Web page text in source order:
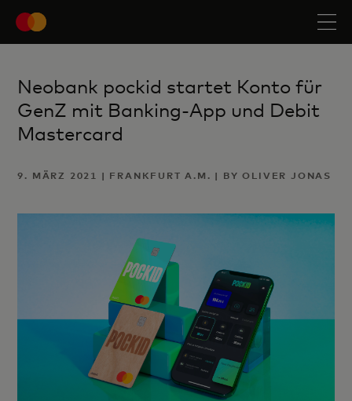
Neobank pockid startet Konto für
GenZ mit Banking-App und Debit
Mastercard
9. MÄRZ 2021 | FRANKFURT A.M. | BY OLIVER JONAS